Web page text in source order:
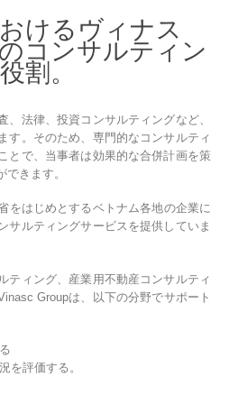
けるヴィナス
コンサルティン
割。
、法律、投資コンサルティングなど、
す。そのため、専門的なコンサルティ
とで、当事者は効果的な合併計画を策
きます。
をはじめとするベトナム各地の企業に
サルティングサービスを提供していま
ティング、産業用不動産コンサルティ
Groupは、以下の分野でサポート
を評価する。